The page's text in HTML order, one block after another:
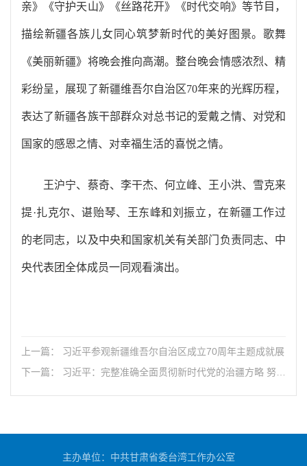
亲》《守护天山》《丝路花开》《时代交响》等节目，
描绘新疆各族儿女同心筑梦新时代的美好图景。歌舞
《美丽新疆》将晚会推向高潮。整台晚会情感浓烈、精
彩纷呈，展现了新疆维吾尔自治区70年来的光辉历程，
表达了新疆各族干部群众对总书记的爱戴之情、对党和
国家的感恩之情、对幸福生活的喜悦之情。
王沪宁、蔡奇、李干杰、何立峰、王小洪、雪克来
提·扎克尔、谌贻琴、王东峰和刘振立，在新疆工作过
的老同志，以及中央和国家机关有关部门负责同志、中
央代表团全体成员一同观看演出。
上一篇： 习近平参观新疆维吾尔自治区成立70周年主题成就展
下一篇： 习近平：完整准确全面贯彻新时代党的治疆方略 努力
社会主义现代化新疆
主办单位：中共甘肃省委台湾工作办公室